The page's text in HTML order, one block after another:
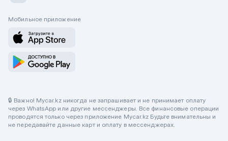
Мобильное приложение
🔒 Важно! Mycar.kz никогда не запрашивает и не принимает оплату
через WhatsApp или другие мессенджеры. Все финансовые операции
проводятся только через приложение Mycar.kz Будьте внимательны и
не передавайте данные карт и оплату в мессенджерах.